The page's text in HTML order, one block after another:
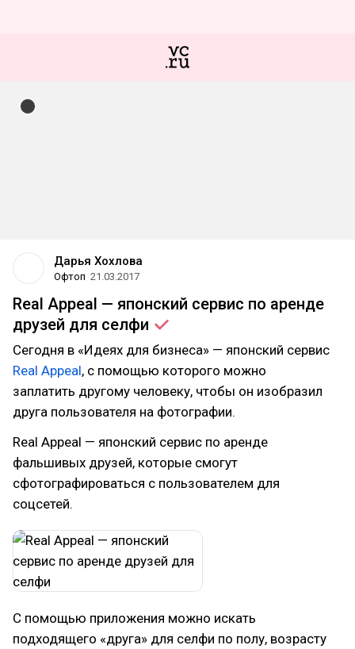
Дарья Хохлова
Офтоп 21.03.2017
Real Appeal — японский сервис по аренде
друзей для селфи
Сегодня в «Идеях для бизнеса» — японский сервис
Real Appeal, с помощью которого можно
заплатить другому человеку, чтобы он изобразил
друга пользователя на фотографии.
Real Appeal — японский сервис по аренде
фальшивых друзей, которые смогут
сфотографироваться с пользователем для
соцсетей.
С помощью приложения можно искать
подходящего «друга» для селфи по полу, возрасту